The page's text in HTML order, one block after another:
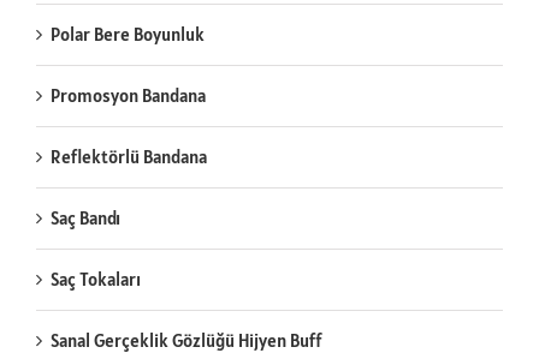
Polar Bere Boyunluk
Promosyon Bandana
Reflektörlü Bandana
Saç Bandı
Saç Tokaları
Sanal Gerçeklik Gözlüğü Hijyen Buff